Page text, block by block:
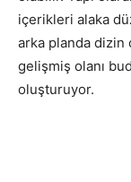
içerikleri alaka
arka planda dizin
gelişmiş olanı
oluşturuyor.